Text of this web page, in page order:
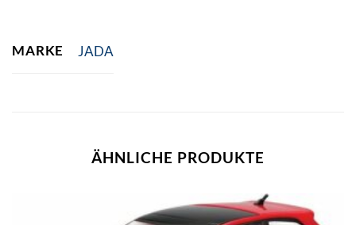
MARKE JADA
ÄHNLICHE PRODUKTE